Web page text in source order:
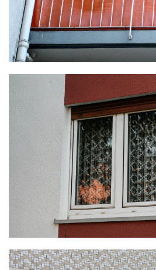
KLICKE HIER